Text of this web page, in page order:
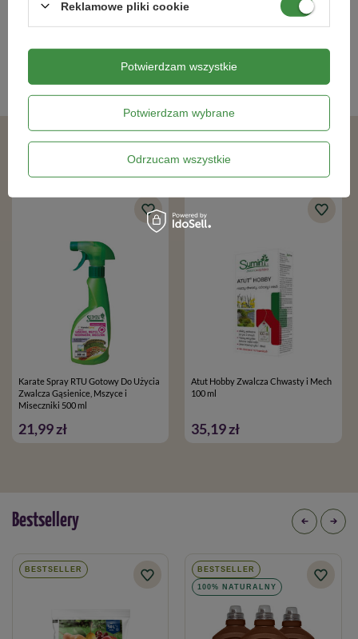
Kategorie powiązane
Karate Spray RTU Gotowy Do Użycia
Zwalcza Gąsienice, Mszyce i
Miseczniki 500 ml
21,99 zł
Atut Hobby Zwalcza Chwasty i Mech
100 ml
35,19 zł
Bestsellery
BESTSELLER BESTSELLER
100% NATURALNY
Reklamowe pliki cookie
Potwierdzam wybrane
Odrzucam wszystkie
Potwierdzam wszystkie